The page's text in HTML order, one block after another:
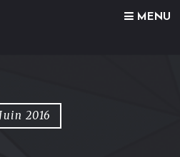
MENU
2016